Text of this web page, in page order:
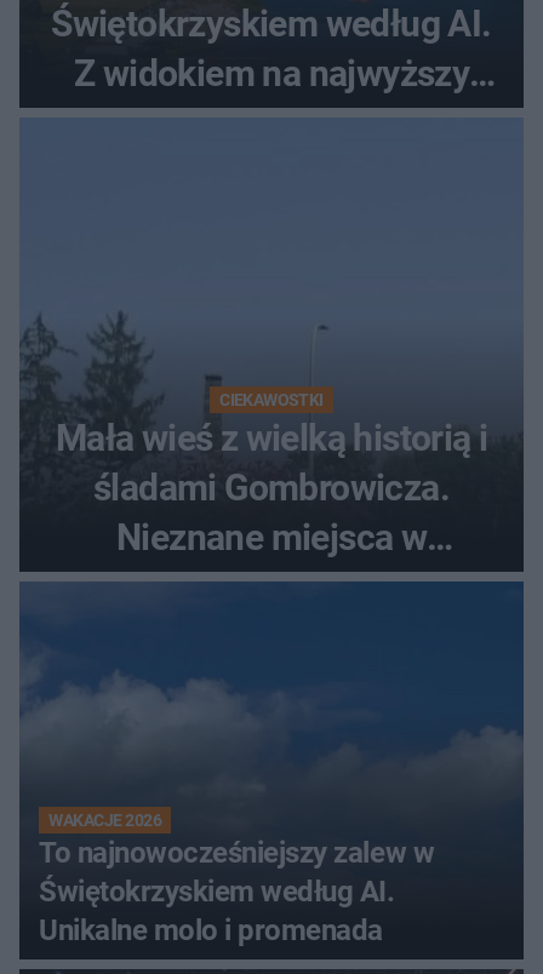
Świętokrzyskiem według AI.
Z widokiem na najwyższy
szczyt Gór Świętokrzyskich
CIEKAWOSTKI
Mała wieś z wielką historią i
śladami Gombrowicza.
Nieznane miejsca w
Świętokrzyskiem
WAKACJE 2026
To najnowocześniejszy zalew w
Świętokrzyskiem według AI.
Unikalne molo i promenada